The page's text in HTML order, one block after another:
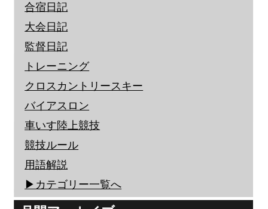
合宿日記
大会日記
監督日記
トレーニング
クロスカントリースキー
バイアスロン
車いす陸上競技
競技ルール
用語解説
▶︎カテゴリー一覧へ